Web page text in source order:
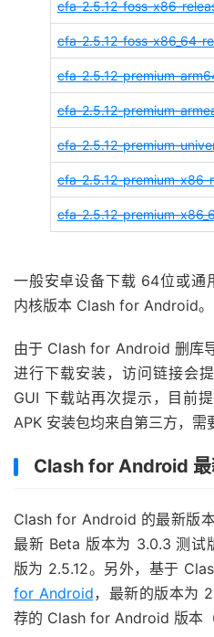
cfa-2.5.12-foss-x86-
cfa-2.5.12-foss-x86_64-
cfa-2.5.12-premium-
cfa-2.5.12-premium-
cfa-2.5.12-premium-
cfa-2.5.12-premium-x86-
cfa-2.5.12-premium-
一般安卓设备下载 64位或通
内核版本 Clash for Android。
由于 Clash for Android 删库
进行下载安装，访问链接会
GUI 下载站再次提示，目前
APK 安装包均来自第三方，需
Clash for Android 最
Clash for Android 的最新版
最新 Beta 版本为 3.0.3 测试
版为 2.5.12。另外，基于
for Android，最新的版本为
荐的 Clash for Android 版本